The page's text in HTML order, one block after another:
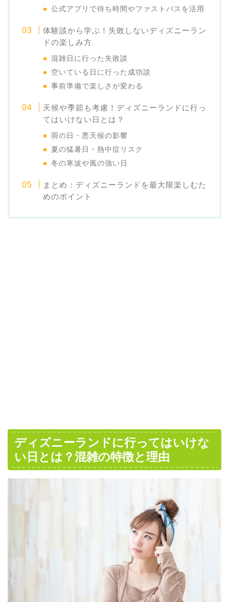
公式アプリで待ち時間やファストパスを活用
体験談から学ぶ！失敗しないディズニーラン
ドの楽しみ方
混雑日に行った失敗談
空いている日に行った成功談
事前準備で楽しさが変わる
天候や季節も考慮！ディズニーランドに行っ
てはいけない日とは？
雨の日・悪天候の影響
夏の猛暑日・熱中症リスク
冬の寒波や風の強い日
まとめ：ディズニーランドを最大限楽しむた
めのポイント
ディズニーランドに行ってはいけな
い日とは？混雑の特徴と理由